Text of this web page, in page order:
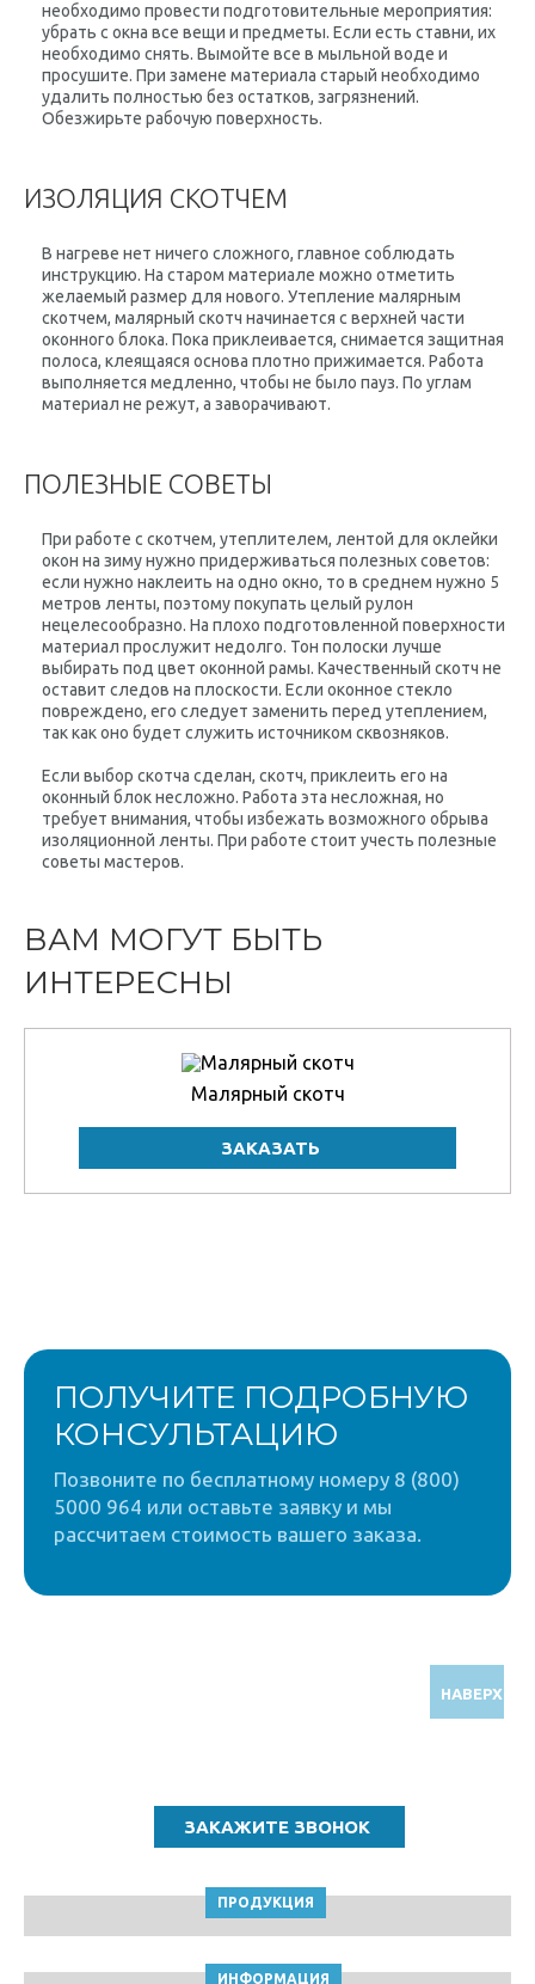
необходимо провести подготовительные мероприятия:
убрать с окна все вещи и предметы. Если есть ставни, их
необходимо снять. Вымойте все в мыльной воде и
просушите. При замене материала старый необходимо
удалить полностью без остатков, загрязнений.
Обезжирьте рабочую поверхность.
ИЗОЛЯЦИЯ СКОТЧЕМ
В нагреве нет ничего сложного, главное соблюдать
инструкцию. На старом материале можно отметить
желаемый размер для нового. Утепление малярным
скотчем, малярный скотч начинается с верхней части
оконного блока. Пока приклеивается, снимается защитная
полоса, клеящаяся основа плотно прижимается. Работа
выполняется медленно, чтобы не было пауз. По углам
материал не режут, а заворачивают.
ПОЛЕЗНЫЕ СОВЕТЫ
При работе с скотчем, утеплителем, лентой для оклейки
окон на зиму нужно придерживаться полезных советов:
если нужно наклеить на одно окно, то в среднем нужно 5
метров ленты, поэтому покупать целый рулон
нецелесообразно. На плохо подготовленной поверхности
материал прослужит недолго. Тон полоски лучше
выбирать под цвет оконной рамы. Качественный скотч не
оставит следов на плоскости. Если оконное стекло
повреждено, его следует заменить перед утеплением,
так как оно будет служить источником сквозняков.
Если выбор скотча сделан, скотч, приклеить его на
оконный блок несложно. Работа эта несложная, но
требует внимания, чтобы избежать возможного обрыва
изоляционной ленты. При работе стоит учесть полезные
советы мастеров.
ВАМ МОГУТ БЫТЬ
ИНТЕРЕСНЫ
Малярный скотч
ПОЛУЧИТЕ ПОДРОБНУЮ
КОНСУЛЬТАЦИЮ
Позвоните по бесплатному номеру 8 (800)
5000 964 или оставьте заявку и мы
рассчитаем стоимость вашего заказа.
НАВЕРХ
ПРОДУКЦИЯ
ИНФОРМАЦИЯ